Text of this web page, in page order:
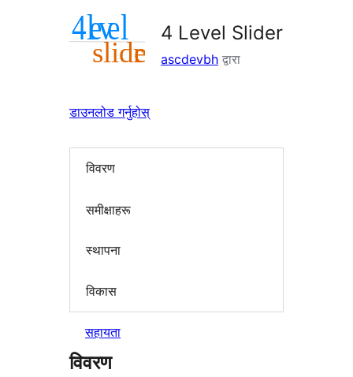
4 Level Slider
ascdevbh द्वारा
डाउनलोड गर्नुहोस्
विवरण
समीक्षाहरू
स्थापना
विकास
सहायता
विवरण